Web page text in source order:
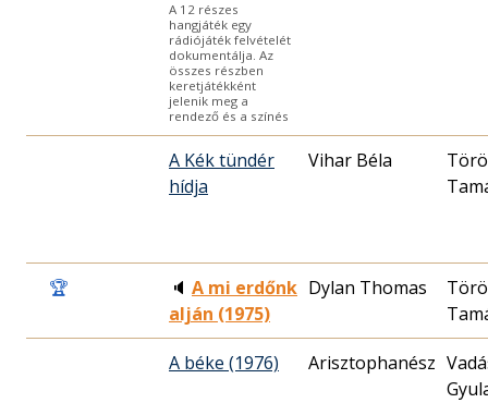
A 12 részes
hangjáték egy
rádiójáték felvételét
dokumentálja. Az
összes részben
keretjátékként
jelenik meg a
rendező és a színés
A Kék tündér
hídja
Vihar Béla
🏆 🔈 A mi erdőnk
alján (1975)
Dylan Thomas
A béke (1976)